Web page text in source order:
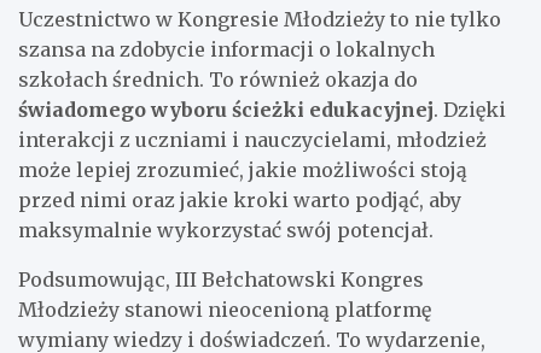
Uczestnictwo w Kongresie Młodzieży to nie tylko
szansa na zdobycie informacji o lokalnych
szkołach średnich. To również okazja do
świadomego wyboru ścieżki edukacyjnej. Dzięki
interakcji z uczniami i nauczycielami, młodzież
może lepiej zrozumieć, jakie możliwości stoją
przed nimi oraz jakie kroki warto podjąć, aby
maksymalnie wykorzystać swój potencjał.
Podsumowując, III Bełchatowski Kongres
Młodzieży stanowi nieocenioną platformę
wymiany wiedzy i doświadczeń. To wydarzenie,